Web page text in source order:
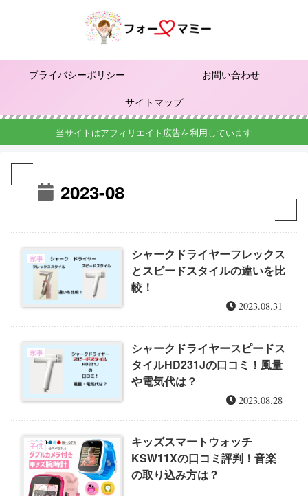
プライバシーポリシー
お問い合わせ
サイトマップ
当サイトはアフィリエイト広告を利用しています
2023-08
家事
シャークドライヤーフレックス
とスピードスタイルの違いを比
較！
2023.08.31
家事
シャークドライヤースピードス
タイルHD231Jの口コミ！風量
や電気代は？
2023.08.28
子供
キッズスマートウォッチ
KSW11Xの口コミ評判！音楽
の取り込み方は？